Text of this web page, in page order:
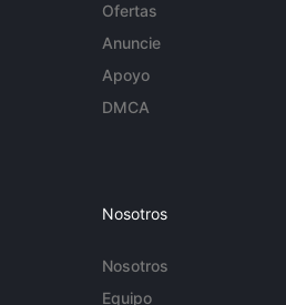
Ofertas
Anuncie
Apoyo
DMCA
Nosotros
Nosotros
Equipo